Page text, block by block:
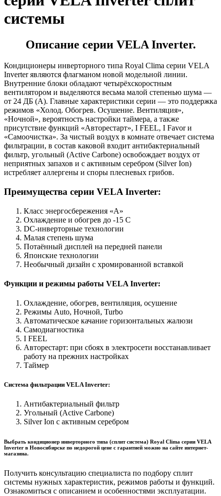
системы
Описание серии VELA Inverter.
Кондиционеры инверторного типа Royal Clima серии VELA
Inverter являются флагманом новой модельной линии.
Внутренние блоки обладают четырёхскоростным
вентилятором и выделяются весьма малой степенью шума —
от 24 ДБ (А). Главные характеристики серии — это поддержка
режимов «Холод. Обогрев. Осушение. Вентиляция»,
«Ночной», вероятность настройки таймера, а также
присутствие функций «Авторестарт», I FEEL, I Favor и
«Самоочистка». За чистый воздух в комнате отвечает система
фильтрации, в состав каковой входит антибактериальный
фильтр, угольный (Active Carbone) освобождает воздух от
неприятных запахов и с активным серебром (Silver Ion)
истребляет аллергены и споры плесневых грибов.
Преимущества серии VELA Inverter:
Класс энергосбережения «A»
Охлаждение и обогрев до -15 C
DC-инверторные технологии
Малая степень шума
Потаённый дисплей на передней панели
Японские технологии
Необычный дизайн с хромированной вставкой
Функции и режимы работы VELA Inverter:
Охлаждение, обогрев, вентиляция, осушение
Режимы Auto, Ночной, Turbo
Автоматическое качание горизонтальных жалюзи
Самодиагностика
I FEEL
Авторестарт: при сбоях в электросети восстанавливает
работу на прежних настройках
Таймер
Система фильтрации VELA Inverter:
Антибактериальный фильтр
Угольный (Active Carbone)
Silver Ion с активным серебром
Выбрать кондиционер инверторного типа (сплит система) Royal Clima серии VELA
Inverter в Новосибирске по недорогой цене с гарантией можно на сайте интернет-
магазина.
Получить консультацию специалиста по подбору сплит
системы нужных характеристик, режимов работы и функций.
Ознакомиться с описанием и особенностями эксплуатации.